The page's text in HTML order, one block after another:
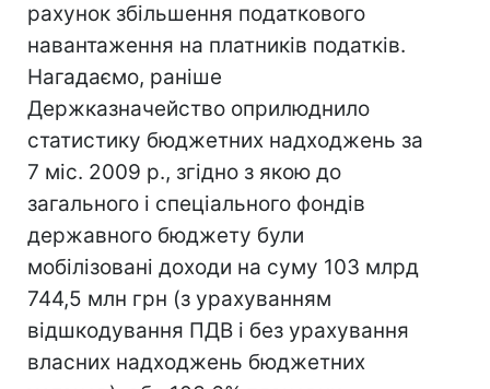
рахунок збільшення податкового
навантаження на платників податків.
Нагадаємо, раніше
Держказначейство оприлюднило
статистику бюджетних надходжень за
7 міс. 2009 р., згідно з якою до
загального і спеціального фондів
державного бюджету були
мобілізовані доходи на суму 103 млрд
744,5 млн грн (з урахуванням
відшкодування ПДВ і без урахування
власних надходжень бюджетних